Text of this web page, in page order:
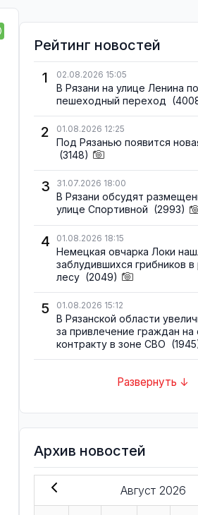
Рейтинг новостей
1
02.08.2026 15:05
В Рязани на улице Ленина
пешеходный переход
2 01.08.2026 12:25
Под Рязанью появится
(3148)
3 31.07.2026 18:00
В Рязани обсудят
улице Спортивной (2993)
4 01.08.2026 18:15
Немецкая овчарка Локи
заблудившихся грибников в
лесу (2049)
5 01.08.2026 15:12
В Рязанской области
за привлечение граждан на
контракту в зоне СВО
Развернуть ↓
Архив новостей
Август 2026